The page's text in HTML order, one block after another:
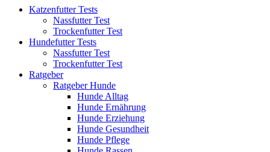
Katzenfutter Tests
Nassfutter Test
Trockenfutter Test
Hundefutter Tests
Nassfutter Test
Trockenfutter Test
Ratgeber
Ratgeber Hunde
Hunde Alltag
Hunde Ernährung
Hunde Erziehung
Hunde Gesundheit
Hunde Pflege